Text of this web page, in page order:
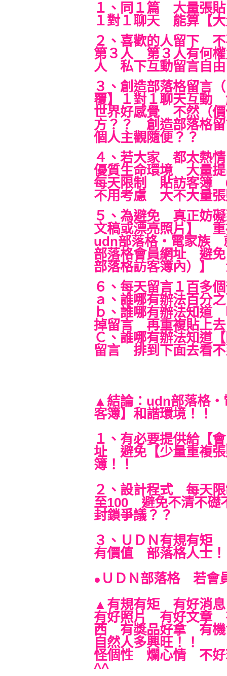
１、同１篇 大量
１對１聊天 能算【
２、喜歡的人留下
第３人 第３人有何
人 私下互動留言自
３、創造部落格留言
覆】１對１聊天互動
世界好感覺 不然（價
方？？ 創造部落格
個人主觀隨便？？
４、若大家 都太熱
優質生命環境 大量
每天限制 貼訪客簿
不用考慮 大不大量
５、為避免 真正妨
文稿或漂亮照片】
udn部落格‧電家族
部落格會員網址 避免
部落格訪客簿內）】
６、每天留言１百多
ａ、誰哪有辦法百分
ｂ、誰哪有辦法知
掉留言 再重複貼上
Ｃ、誰哪有辦法知道
留言 排到下面去看
▲結論：udn部落格
客簿】和諧環境！！
１、有必要提供給【
址 避免【少量重複
簿！！
２、設計程式 每天
至100 避免不清不
封鎖爭議？？
３、ＵＤＮ有規有
有價值 部落格人士
● ＵＤＮ部落格 若會
▲有規有矩 有好消
有好照片 有好文章
西 有獎品好拿 有
自然人多興旺！！
怪個性 爛心情 不好
^^